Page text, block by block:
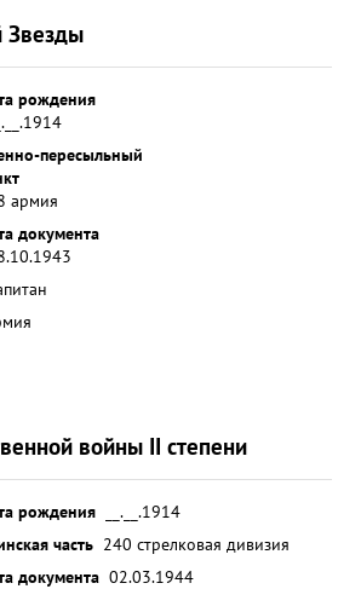
Звезды
рождения
пересыльный
армия
документа
войны II степени
рождения
__.__.1914
часть 240 стрелковая дивизия
документа 02.03.1944